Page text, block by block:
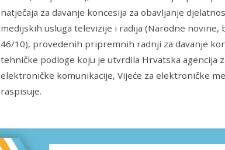
natječaja za davanje koncesija za obavljanje
medijskih usluga televizije i radija (Narodne novine,
46/10), provedenih pripremnih radnji za davanje
tehničke podloge koju je utvrdila Hrvatska agencija
elektroničke komunikacije, Vijeće za elektroničke
raspisuje.